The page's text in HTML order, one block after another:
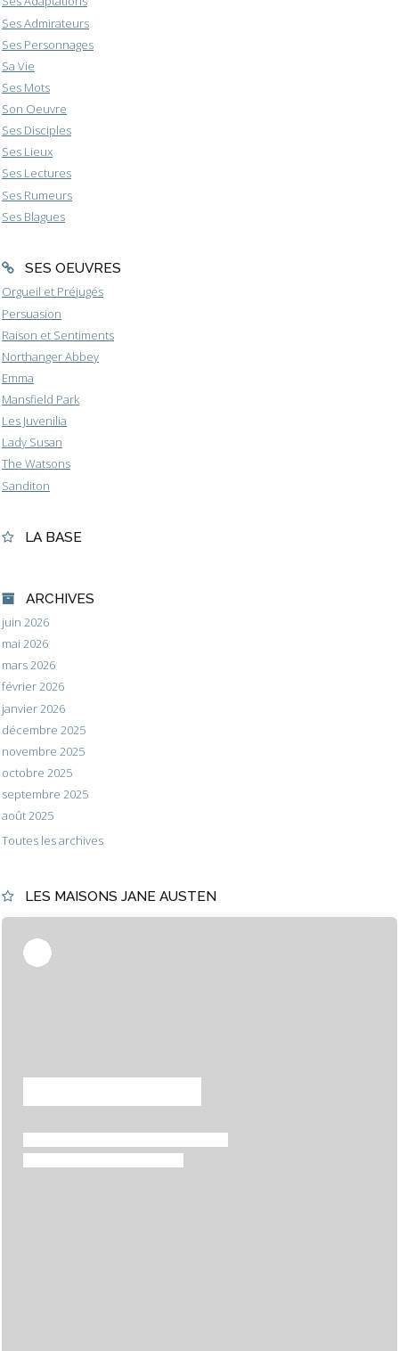
Ses Admirateurs
Ses Personnages
Sa Vie
Ses Mots
Son Oeuvre
Ses Disciples
Ses Lieux
Ses Lectures
Ses Rumeurs
Ses Blagues
SES OEUVRES
Orgueil et Préjugés
Persuasion
Raison et Sentiments
Northanger Abbey
Emma
Mansfield Park
Les Juvenilia
Lady Susan
The Watsons
Sanditon
LA BASE
ARCHIVES
juin 2026
mai 2026
mars 2026
février 2026
janvier 2026
décembre 2025
novembre 2025
octobre 2025
septembre 2025
août 2025
Toutes les archives
LES MAISONS JANE AUSTEN